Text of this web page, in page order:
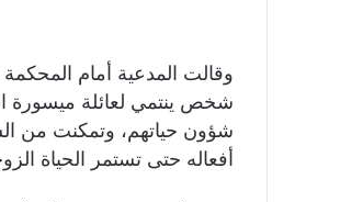
شخص ينتمي لعائلة ميسورة
شؤون حياتهم، وتمكنت من
أفعاله حتى تستمر الحياة